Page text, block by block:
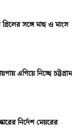
সঙ্গে মাছ ও মাংস
এগিয়ে নিচ্ছে চট্টগ্রাম
নির্দেশ মেয়রের